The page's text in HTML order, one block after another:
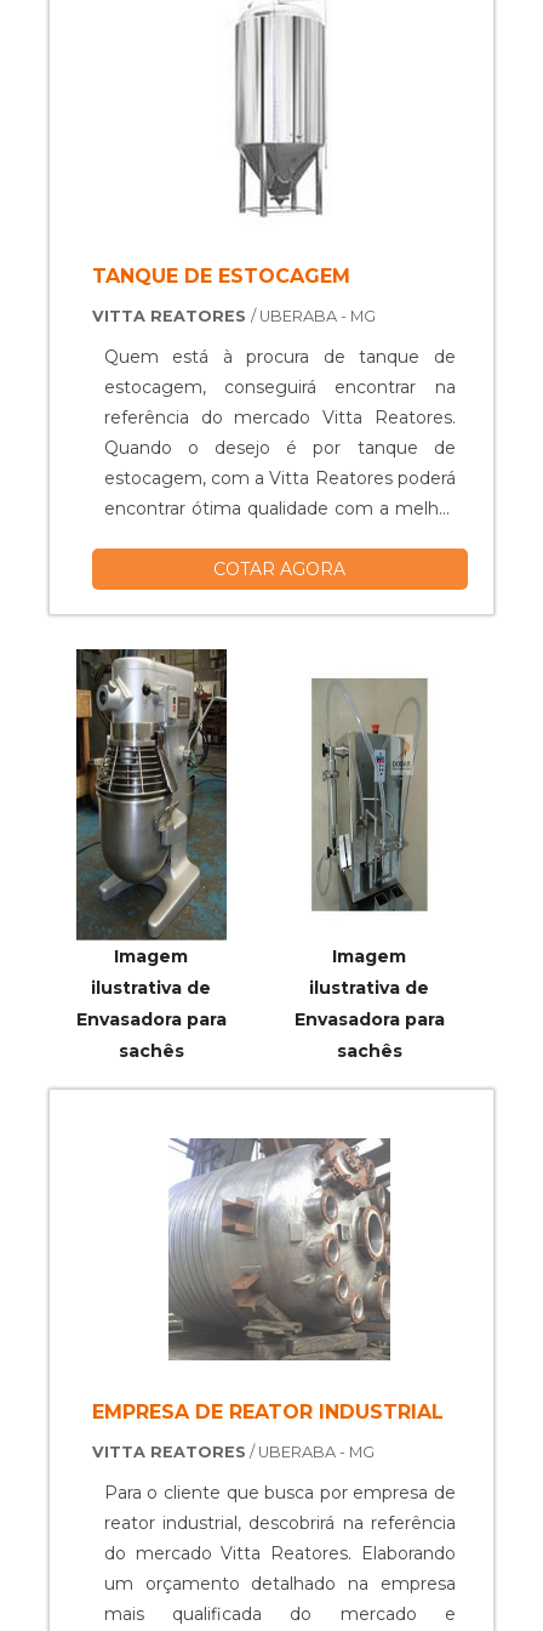
TANQUE DE ESTOCAGEM
VITTA REATORES / UBERABA - MG
Quem está à procura de tanque de
estocagem, conseguirá encontrar na
referência do mercado Vitta Reatores.
Quando o desejo é por tanque de
estocagem, com a Vitta Reatores poderá
encontrar ótima qualidade com a melhor
da empresa.UM POUCO MAIS SOBRE O
competência e excelência em uma área
de atuação. A Vitta Reatores foca seus
esforços em pr...
COTAR AGORA
Imagem
ilustrativa de
Envasadora para
sachês
Imagem
ilustrativa de
Envasadora para
sachês
EMPRESA DE REATOR INDUSTRIAL
VITTA REATORES / UBERABA - MG
Para o cliente que busca por empresa de
reator industrial, descobrirá na referência
do mercado Vitta Reatores. Elaborando
um orçamento detalhado na empresa
mais qualificada do mercado e